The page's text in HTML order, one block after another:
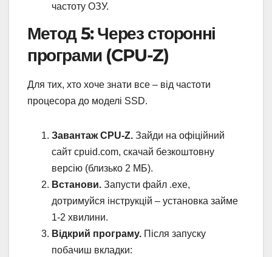
частоту ОЗУ.
Метод 5: Через сторонні
програми (CPU-Z)
Для тих, хто хоче знати все – від частоти
процесора до моделі SSD.
Завантаж CPU-Z. Зайди на офіційний
сайт cpuid.com, скачай безкоштовну
версію (близько 2 МБ).
Встанови. Запусти файл .exe,
дотримуйся інструкцій – установка займе
1-2 хвилини.
Відкрий програму. Після запуску
побачиш вкладки: